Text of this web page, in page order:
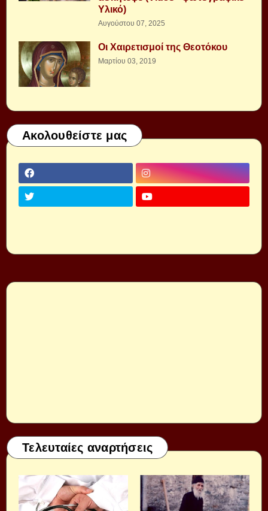
Υλικό)
Αυγούστου 07, 2025
Οι Χαιρετισμοί της Θεοτόκου
Μαρτίου 03, 2019
Ακολουθείστε μας
Τελευταίες αναρτήσεις